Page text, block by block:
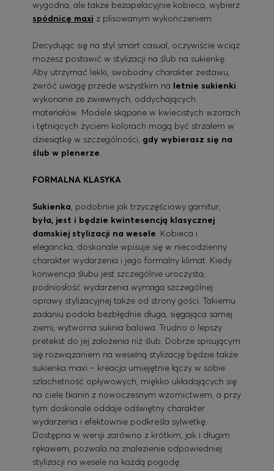
wygodna, ale także bezapelacyjnie kobieca, wybierz
spódnicę maxi z plisowanym wykończeniem.
Decydując się na styl smart casual, oczywiście wciąż
możesz postawić w stylizacji na ślub na sukienkę.
Aby utrzymać lekki, swobodny charakter zestawu,
zwróć uwagę przede wszystkim na letnie sukienki
wykonane ze zwiewnych, oddychających
materiałów. Modele skąpane w kwiecistych wzorach
i tętniących życiem kolorach mogą być strzałem w
dziesiątkę w szczególności, gdy wybierasz się na
ślub w plenerze.
FORMALNA KLASYKA
Sukienka, podobnie jak trzyczęściowy garnitur,
była, jest i będzie kwintesencją klasycznej
damskiej stylizacji na wesele. Kobieca i
elegancka, doskonale wpisuje się w niecodzienny
charakter wydarzenia i jego formalny klimat. Kiedy
konwencja ślubu jest szczególnie uroczysta,
podniosłość wydarzenia wymaga szczególnej
oprawy stylizacyjnej także od strony gości. Takiemu
zadaniu podoła bezbłędnie długa, sięgająca samej
ziemi, wytworna suknia balowa. Trudno o lepszy
pretekst do jej założenia niż ślub. Dobrze spisującym
się rozwiązaniem na weselną stylizację będzie także
sukienka maxi – kreacja umiejętnie łączy w sobie
szlachetność opływowych, miękko układających się
na ciele tkanin z nowoczesnym wzornictwem, a przy
tym doskonale oddaje odświętny charakter
wydarzenia i efektownie podkreśla sylwetkę.
Dostępna w wersji zarówno z krótkim, jak i długim
rękawem, pozwala na znalezienie odpowiedniej
stylizacji na wesele na każdą pogodę.